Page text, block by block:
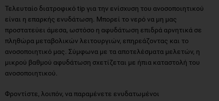
Τελευταίο διατροφικό tip για την ενίσχυση του ανοσοποιητικού
είναι η επαρκής ενυδάτωση. Μπορεί το νερό να μη μας
προστατεύει άμεσα, ωστόσο η αφυδάτωση επιδρά αρνητικά σε
πληθώρα μεταβολικών λειτουργιών, επηρεάζοντας και το
ανοσοποιητικό μας. Σύμφωνα με τα αποτελέσματα μελετών, η
μικρού βαθμού αφυδάτωση σχετίζεται με ήπια καταστολή του
ανοσοποιητικού.
Φροντίστε, λοιπόν, να παραμένετε ενυδατωμένοι